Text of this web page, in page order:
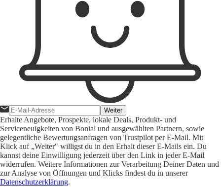
Weiter
Erhalte Angebote, Prospekte, lokale Deals, Produkt- und
Serviceneuigkeiten von Bonial und ausgewählten Partnern, sowie
gelegentliche Bewertungsanfragen von Trustpilot per E-Mail. Mit
Klick auf „Weiter" willigst du in den Erhalt dieser E-Mails ein. Du
kannst deine Einwilligung jederzeit über den Link in jeder E-Mail
widerrufen. Weitere Informationen zur Verarbeitung Deiner Daten und
zur Analyse von Öffnungen und Klicks findest du in unserer
Datenschutzerklärung.